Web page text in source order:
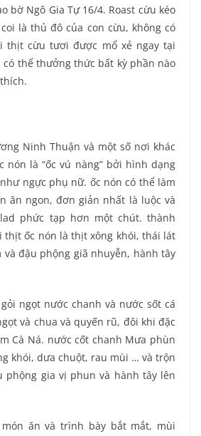
bờ Ngô Gia Tự 16/4. Roast cừu kéo
là thủ đô của con cừu, không có
thịt cừu tươi được mổ xẻ ngay tại
có thể thưởng thức bất kỳ phần nào
Ninh Thuận và một số nơi khác
nón là “ốc vú nàng” bởi hình dạng
ngực phụ nữ. ốc nón có thể làm
ăn ngon, đơn giản nhất là luộc và
phức tạp hơn một chút. thành
thịt ốc nón là thịt xông khói, thái lát
đậu phộng giã nhuyễn, hành tây
ngọt nước chanh và nước sốt cá
và chua và quyến rũ, đôi khi đặc
Cà Ná. nước cốt chanh Mưa phùn
khói, dưa chuột, rau mùi … và trộn
phộng gia vị phun và hành tây lên
ăn và trình bày bắt mắt, mùi